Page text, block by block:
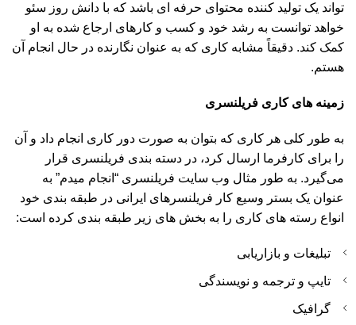
تواند یک تولید کننده محتوای حرفه ای باشد که با دانش روز سئو
خواهد توانست به رشد خود و کسب و کارهای ارجاع شده به او
کمک کند. دقیقاً مشابه کاری که به عنوان نگارنده در حال انجام آن
هستم.
زمینه های کاری فریلنسری
به طور کلی هر کاری که بتوان به صورت دور کاری انجام داد و آن
را برای کارفرما ارسال کرد، در دسته بندی فریلنسری قرار
می‌گیرد. به طور مثال وب سایت فریلنسری “انجام میدم” به
عنوان یک بستر وسیع کار فریلنسرهای ایرانی در طبقه بندی خود
انواع رسته های کاری را به بخش های زیر طبقه بندی کرده است:
تبلیغات و بازاریابی
تایپ و ترجمه و نویسندگی
گرافیک